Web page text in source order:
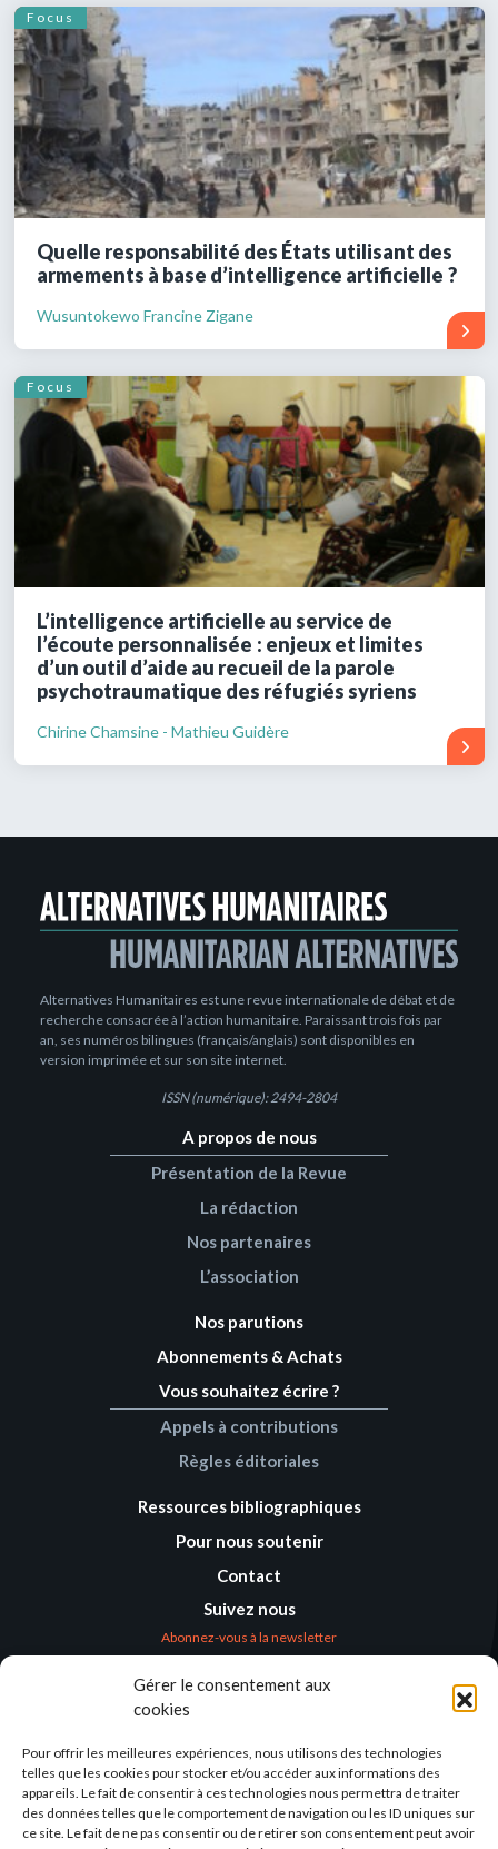
Gérer le consentement aux
cookies
Pour offrir les meilleures expériences, nous utilisons des technologies
telles que les cookies pour stocker et/ou accéder aux informations des
appareils. Le fait de consentir à ces technologies nous permettra de traiter
des données telles que le comportement de navigation ou les ID uniques sur
ce site. Le fait de ne pas consentir ou de retirer son consentement peut avoir
Focus
Quelle responsabilité des États utilisant des
armements à base d’intelligence artificielle ?
Wusuntokewo Francine Zigane
Focus
L’intelligence artificielle au service de
l’écoute personnalisée : enjeux et limites
d’un outil d’aide au recueil de la parole
psychotraumatique des réfugiés syriens
Chirine Chamsine - Mathieu Guidère
Alternatives Humanitaires est une revue internationale de débat et de
recherche consacrée à l’action humanitaire. Paraissant trois fois par
an, ses numéros bilingues (français/anglais) sont disponibles en
version imprimée et sur son site internet.
ISSN (numérique): 2494-2804
A propos de nous
Présentation de la Revue
La rédaction
Nos partenaires
L’association
Nos parutions
Abonnements & Achats
Vous souhaitez écrire ?
Appels à contributions
Règles éditoriales
Ressources bibliographiques
Pour nous soutenir
Contact
Suivez nous
Abonnez-vous à la newsletter
Humanitaires –
Humanitarian
Alternatives
138 avenue des Frères